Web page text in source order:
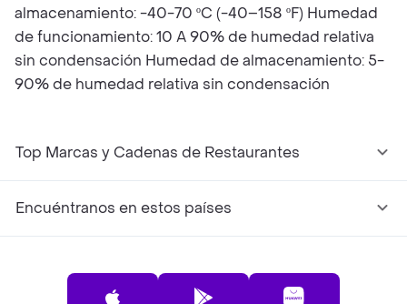
almacenamiento: -40-70 ºC (-40–158 ºF) Humedad
de funcionamiento: 10 A 90% de humedad relativa
sin condensación Humedad de almacenamiento: 5-
90% de humedad relativa sin condensación
Top Marcas y Cadenas de Restaurantes
Encuéntranos en estos países